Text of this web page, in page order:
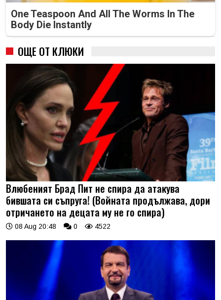
One Teaspoon And All The Worms In The
Body Die Instantly
ОЩЕ ОТ КЛЮКИ
Влюбеният Брад Пит не спира да атакува
бившата си съпруга! (Войната продължава, дори
отричането на децата му не го спира)
08 Aug 20:48 0 4522